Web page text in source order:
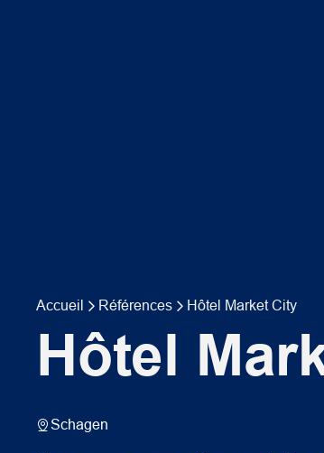
Accueil Références Hôtel Market City
Hôtel
Schagen